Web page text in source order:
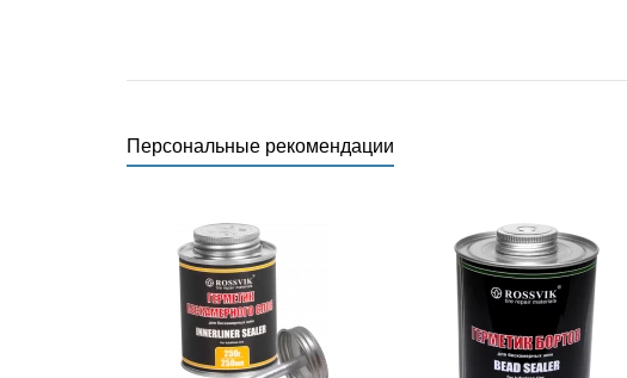
Персональные рекомендации